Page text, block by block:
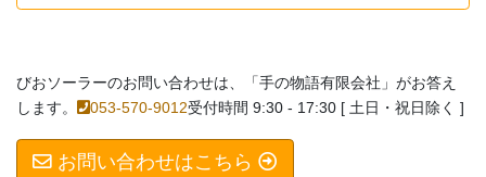
びおソーラーのお問い合わせは、「手の物語有限会社」がお答え
します。
053-570-9012受付時間 9:30 - 17:30 [ 土日・祝日除く ]
お問い合わせはこちら